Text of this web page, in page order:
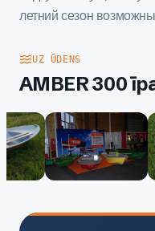
летний сезон
UZ ŪDENS
AMBER 300